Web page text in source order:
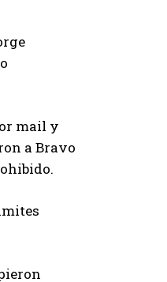
mail y
a Bravo